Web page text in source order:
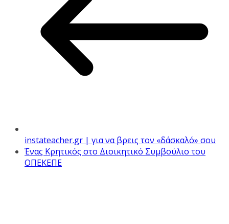
instateacher.gr | για να βρεις τον «δάσκαλό» σου
Ένας Κρητικός στο Διοικητικό Συμβούλιο του
ΟΠΕΚΕΠΕ